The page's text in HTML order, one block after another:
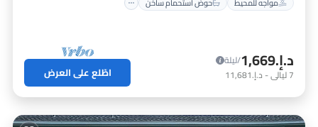
د.إ.‏1,669
/ليلة
7ليالي- د.إ.‏11,681 اطّلع على العرض